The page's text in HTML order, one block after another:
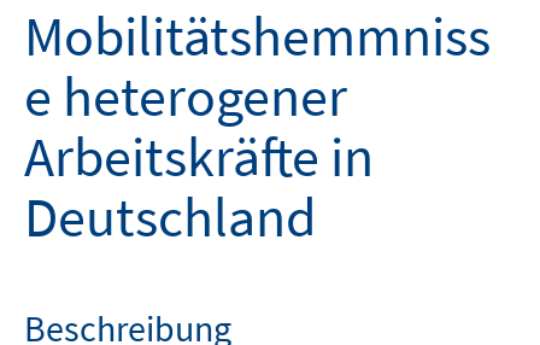
Mobilitätshemmniss
e heterogener
Arbeitskräfte in
Deutschland
Beschreibung